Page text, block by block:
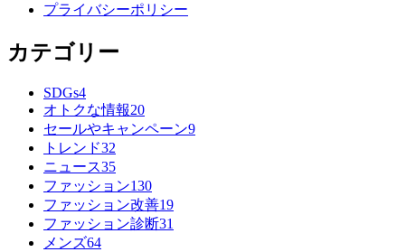
プライバシーポリシー
カテゴリー
SDGs4
オトクな情報20
セールやキャンペーン9
トレンド32
ニュース35
ファッション130
ファッション改善19
ファッション診断31
メンズ64